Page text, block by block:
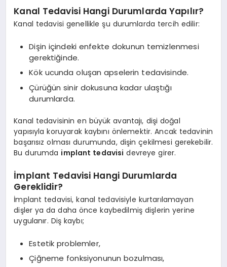
Kanal Tedavisi Hangi Durumlarda Yapılır?
Kanal tedavisi genellikle şu durumlarda tercih edilir:
Dişin içindeki enfekte dokunun temizlenmesi
gerektiğinde.
Kök ucunda oluşan apselerin tedavisinde.
Çürüğün sinir dokusuna kadar ulaştığı
durumlarda.
Kanal tedavisinin en büyük avantajı, dişi doğal
yapısıyla koruyarak kaybını önlemektir. Ancak tedavinin
başarısız olması durumunda, dişin çekilmesi gerekebilir.
Bu durumda implant tedavisi devreye girer.
İmplant Tedavisi Hangi Durumlarda
Gereklidir?
İmplant tedavisi, kanal tedavisiyle kurtarılamayan
dişler ya da daha önce kaybedilmiş dişlerin yerine
uygulanır. Diş kaybı;
Estetik problemler,
Çiğneme fonksiyonunun bozulması,